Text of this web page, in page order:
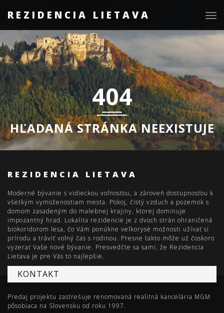
REZIDENCIA LIETAVA
404
HĽADANÁ STRÁNKA NEEXISTUJE
REZIDENCIA LIETAVA
Moderné bývanie s vidieckou voľnosťou, a zároveň dostupnosťou k
všetkým vymoženostiam mesta. Pokoj, čistý vzduch a pozemok s
domom zasadeným do malebnej krajiny, ktorej dominuje
impozantný hrad. Lokalita rezidencie je z dvoch strán ohraničená
biokoridorom lesa, čo Vám ponúkne veľkorysé možnosti užívať si
prírodu a tráviť voľný čas s rodinou. Presne takto môže už čoskoro
vyzerať Vaše nové bývanie. Presvedčte sa sami, že Rezidencia
Lietava je pre Vás to najlepšie.
KONTAKT
Predaj projektu zastrešuje renomovaná realitná kancelária MGM
pôsobiaca na Slovensku od roku 1997.